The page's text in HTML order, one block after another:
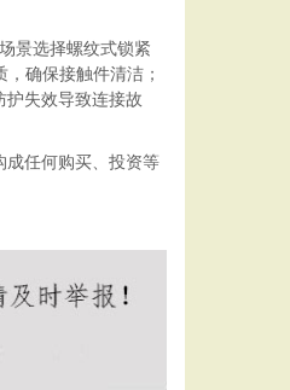
景选择螺纹式锁紧
确保接触件清洁；
护失效导致连接故
成任何购买、投资等